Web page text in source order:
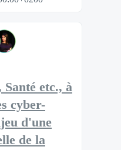
etc., à
cyber-
d'une
de la